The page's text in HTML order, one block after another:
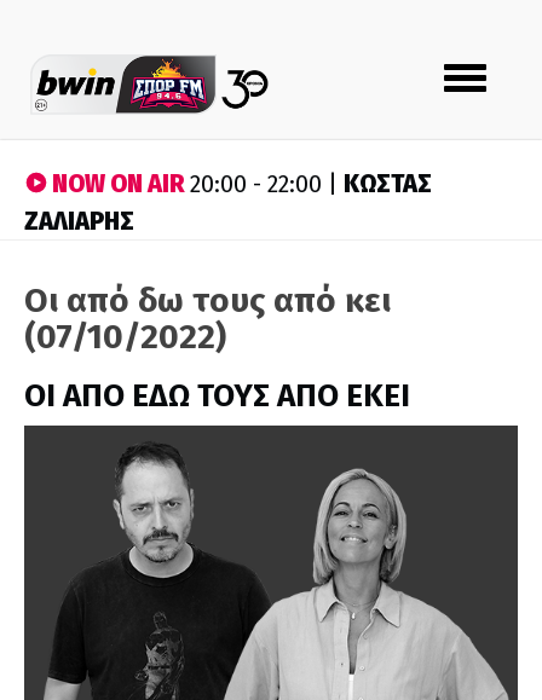
Toggle
navigation
NOW ON AIR20:00 - 22:00 | ΚΩΣΤΑΣ
ΖΑΛΙΑΡΗΣ
Οι από δω τους από κει
(07/10/2022)
ΟΙ ΑΠΟ ΕΔΩ ΤΟΥΣ ΑΠΟ ΕΚΕΙ